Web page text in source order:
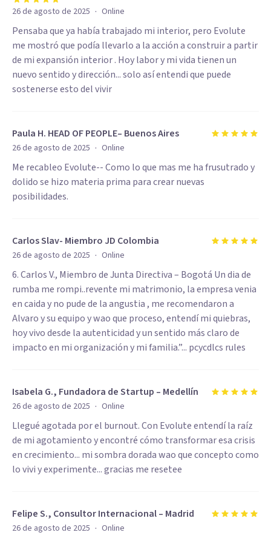
26 de agosto de 2025 · Online
Pensaba que ya había trabajado mi interior, pero Evolute
me mostró que podía llevarlo a la acción a construir a partir
de mi expansión interior . Hoy labor y mi vida tienen un
nuevo sentido y dirección... solo así entendi que puede
sostenerse esto del vivir
Paula H. HEAD OF PEOPLE– Buenos Aires
26 de agosto de 2025 · Online
Me recableo Evolute-- Como lo que mas me ha frusutrado y
dolido se hizo materia prima para crear nuevas
posibilidades.
Carlos Slav- Miembro JD Colombia
26 de agosto de 2025 · Online
6. Carlos V., Miembro de Junta Directiva – Bogotá Un dia de
rumba me rompi..revente mi matrimonio, la empresa venia
en caida y no pude de la angustia , me recomendaron a
Alvaro y su equipo y wao que proceso, entendí mi quiebras,
hoy vivo desde la autenticidad y un sentido más claro de
impacto en mi organización y mi familia.”... pcycdlcs rules
Isabela G., Fundadora de Startup – Medellín
26 de agosto de 2025 · Online
Llegué agotada por el burnout. Con Evolute entendí la raíz
de mi agotamiento y encontré cómo transformar esa crisis
en crecimiento... mi sombra dorada wao que concepto como
lo vivi y experimente... gracias me resetee
Felipe S., Consultor Internacional – Madrid
26 de agosto de 2025 · Online